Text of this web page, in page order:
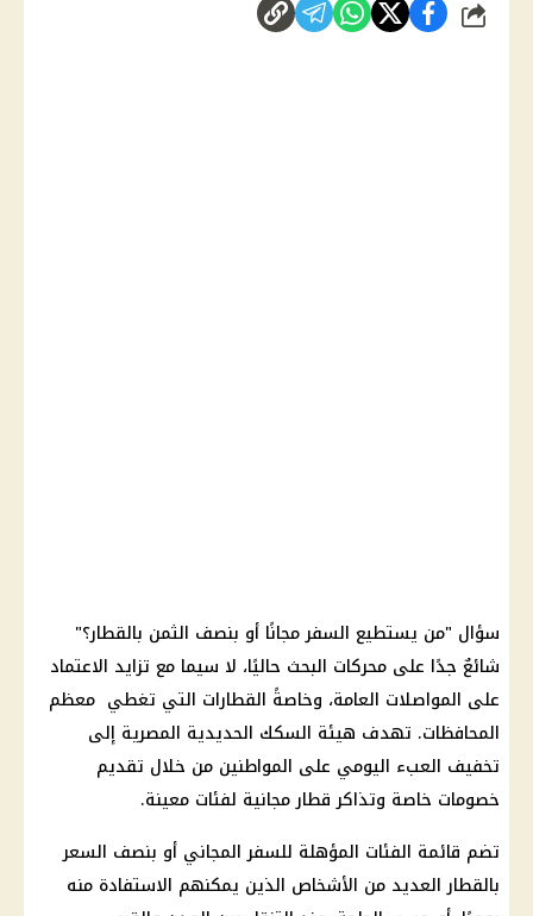
شارك
سؤال "من يستطيع السفر مجانًا أو بنصف الثمن بالقطار؟"
شائعٌ جدًا على محركات البحث حاليًا، لا سيما مع تزايد الاعتماد
على المواصلات العامة، وخاصةً القطارات التي تغطي معظم
المحافظات. تهدف هيئة السكك الحديدية المصرية إلى
تخفيف العبء اليومي على المواطنين من خلال تقديم
خصومات خاصة وتذاكر قطار مجانية لفئات معينة.
تضم قائمة الفئات المؤهلة للسفر المجاني أو بنصف السعر
بالقطار العديد من الأشخاص الذين يمكنهم الاستفادة منه